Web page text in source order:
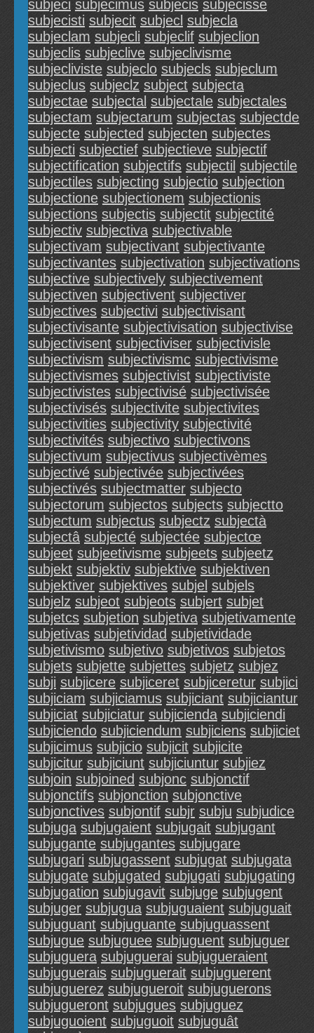
subjeci subjecimus subjecis subjecisse
subjecisti subjecit subjecl subjecla
subjeclam subjecli subjeclif subjeclion
subjeclis subjeclive subjeclivisme
subjecliviste subjeclo subjecls subjeclum
subjeclus subjeclz subject subjecta
subjectae subjectal subjectale subjectales
subjectam subjectarum subjectas subjectde
subjecte subjected subjecten subjectes
subjecti subjectief subjectieve subjectif
subjectification subjectifs subjectil subjectile
subjectiles subjecting subjectio subjection
subjectione subjectionem subjectionis
subjections subjectis subjectit subjectité
subjectiv subjectiva subjectivable
subjectivam subjectivant subjectivante
subjectivantes subjectivation subjectivations
subjective subjectively subjectivement
subjectiven subjectivent subjectiver
subjectives subjectivi subjectivisant
subjectivisante subjectivisation subjectivise
subjectivisent subjectiviser subjectivisle
subjectivism subjectivismc subjectivisme
subjectivismes subjectivist subjectiviste
subjectivistes subjectivisé subjectivisée
subjectivisés subjectivite subjectivites
subjectivities subjectivity subjectivité
subjectivités subjectivo subjectivons
subjectivum subjectivus subjectivèmes
subjectivé subjectivée subjectivées
subjectivés subjectmatter subjecto
subjectorum subjectos subjects subjectto
subjectum subjectus subjectz subjectà
subjectâ subjecté subjectée subjectœ
subjeet subjeetivisme subjeets subjeetz
subjekt subjektiv subjektive subjektiven
subjektiver subjektives subjel subjels
subjelz subjeot subjeots subjert subjet
subjetcs subjetion subjetiva subjetivamente
subjetivas subjetividad subjetividade
subjetivismo subjetivo subjetivos subjetos
subjets subjette subjettes subjetz subjez
subji subjicere subjiceret subjiceretur subjici
subjiciam subjiciamus subjiciant subjiciantur
subjiciat subjiciatur subjicienda subjiciendi
subjiciendo subjiciendum subjiciens subjiciet
subjicimus subjicio subjicit subjicite
subjicitur subjiciunt subjiciuntur subjiez
subjoin subjoined subjonc subjonctif
subjonctifs subjonction subjonctive
subjonctives subjontif subjr subju subjudice
subjuga subjugaient subjugait subjugant
subjugante subjugantes subjugare
subjugari subjugassent subjugat subjugata
subjugate subjugated subjugati subjugating
subjugation subjugavit subjuge subjugent
subjuger subjugua subjuguaient subjuguait
subjuguant subjuguante subjuguassent
subjugue subjuguee subjuguent subjuguer
subjuguera subjuguerai subjugueraient
subjuguerais subjuguerait subjuguerent
subjuguerez subjugueroit subjuguerons
subjugueront subjugues subjuguez
subjuguoient subjuguoit subjuguât